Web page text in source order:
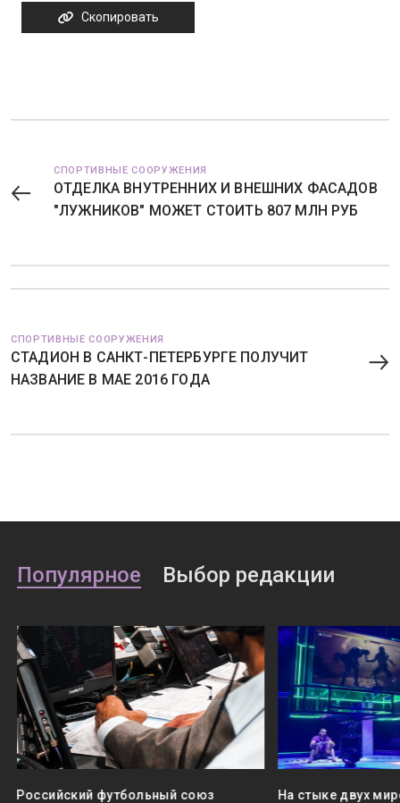
Скопировать
СПОРТИВНЫЕ СООРУЖЕНИЯ
ОТДЕЛКА ВНУТРЕННИХ И ВНЕШНИХ ФАСАДОВ
"ЛУЖНИКОВ" МОЖЕТ СТОИТЬ 807 МЛН РУБ
СПОРТИВНЫЕ СООРУЖЕНИЯ
СТАДИОН В САНКТ-ПЕТЕРБУРГЕ ПОЛУЧИТ
НАЗВАНИЕ В МАЕ 2016 ГОДА
Популярное Выбор редакции
Российский футбольный союз
На стыке двух